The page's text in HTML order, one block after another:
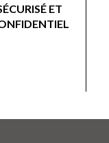
ET